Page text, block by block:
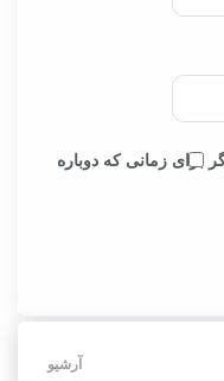
برای زمانی که دوباره
آرشیو